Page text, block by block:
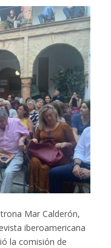
Mar Calderón,
iberoamericana
la comisión de